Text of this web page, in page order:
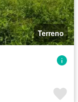
Terreno